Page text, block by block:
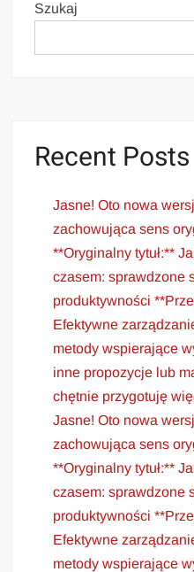
Szukaj
Recent Posts
Jasne! Oto nowa
zachowująca sens
**Oryginalny tytuł:**
czasem: sprawdzone
produktywności
Efektywne
metody wspierające
inne propozycje lub
chętnie przygotuję
Jasne! Oto nowa
zachowująca sens
**Oryginalny tytuł:**
czasem: sprawdzone
produktywności
Efektywne
metody wspierające